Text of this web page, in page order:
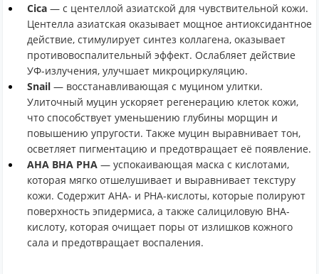
Cica — с центеллой азиатской для чувствительной кожи.
Центелла азиатская оказывает мощное антиоксидантное
действие, стимулирует синтез коллагена, оказывает
противовоспалительный эффект. Ослабляет действие
УФ-излучения, улучшает микроциркуляцию.
Snail — восстанавливающая с муцином улитки.
Улиточный муцин ускоряет регенерацию клеток кожи,
что способствует уменьшению глубины морщин и
повышению упругости. Также муцин выравнивает тон,
осветляет пигментацию и предотвращает её появление.
AHA BHA PHA — успокаивающая маска с кислотами,
которая мягко отшелушивает и выравнивает текстуру
кожи. Содержит AHA- и PHA-кислоты, которые полируют
поверхность эпидермиса, а также салициловую BHA-
кислоту, которая очищает поры от излишков кожного
сала и предотвращает воспаления.